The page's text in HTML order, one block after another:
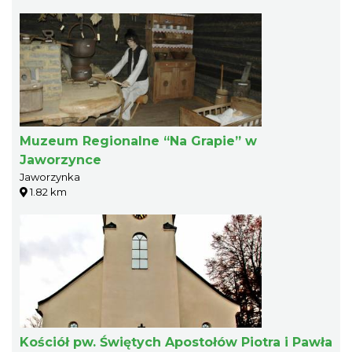
Muzeum Regionalne “Na Grapie” w
Jaworzynce
Jaworzynka
1.82 km
Kościół pw. Świętych Apostołów Piotra i Pawła